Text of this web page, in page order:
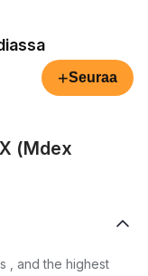
+Seuraa
(Mdex
, and the highest